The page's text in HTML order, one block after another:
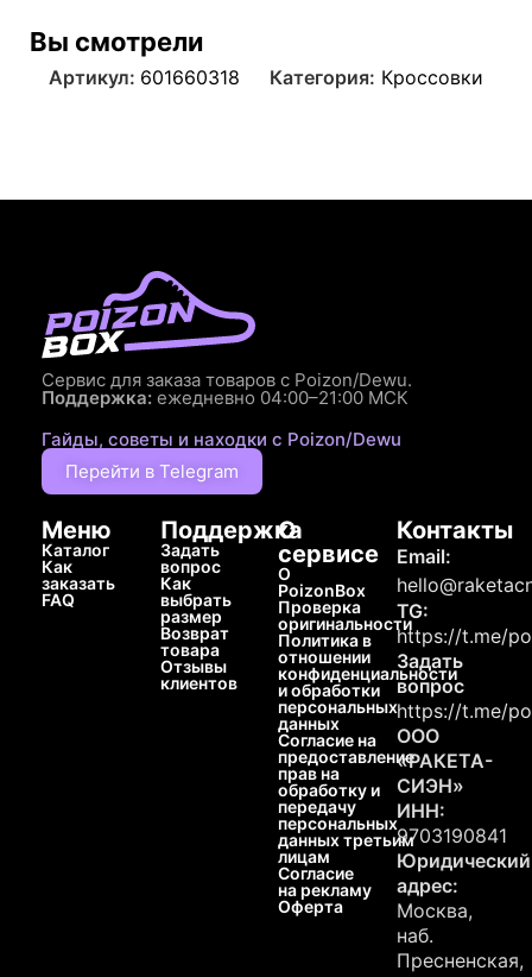
Вы смотрели
Артикул: 601660318 Категория: Кроссовки
Сервис для заказа товаров с Poizon/Dewu.
Поддержка: ежедневно 04:00–21:00 МСК
Гайды, советы и находки с Poizon/Dewu
Перейти в Telegram
Меню
Каталог
Как
заказать
FAQ
Поддержка
Задать
вопрос
Как
выбрать
размер
Возврат
товара
Отзывы
клиентов
О
сервисе
О
PoizonBox
Проверка
оригинальности
Политика в
отношении
конфиденциальности
и обработки
персональных
данных
Согласие на
предоставление
прав на
обработку и
передачу
персональных
данных третьим
лицам
Согласие
на рекламу
Оферта
Контакты
Email:
TG:
https://t.me/
Задать
вопрос
https://t.me/
ООО
«РАКЕТА-
СИЭН»
ИНН:
9703190841
Юридический
адрес:
Москва,
наб.
Пресненская,